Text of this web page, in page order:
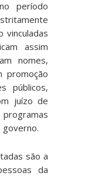
período
vinculadas
assim
nomes,
promoção
públicos,
juízo de
são a
da